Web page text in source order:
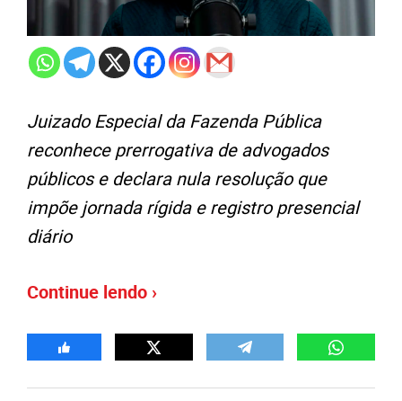
Juizado Especial da Fazenda Pública
reconhece prerrogativa de advogados
públicos e declara nula resolução que
impõe jornada rígida e registro presencial
diário
Continue lendo ›